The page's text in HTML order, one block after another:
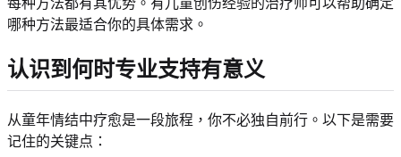
每种方法都有其优势。有儿童创伤经验的治疗师可以帮助确定
哪种方法最适合你的具体需求。
认识到何时专业支持有意义
从童年情结中疗愈是一段旅程，你不必独自前行。以下是需要
记住的关键点：